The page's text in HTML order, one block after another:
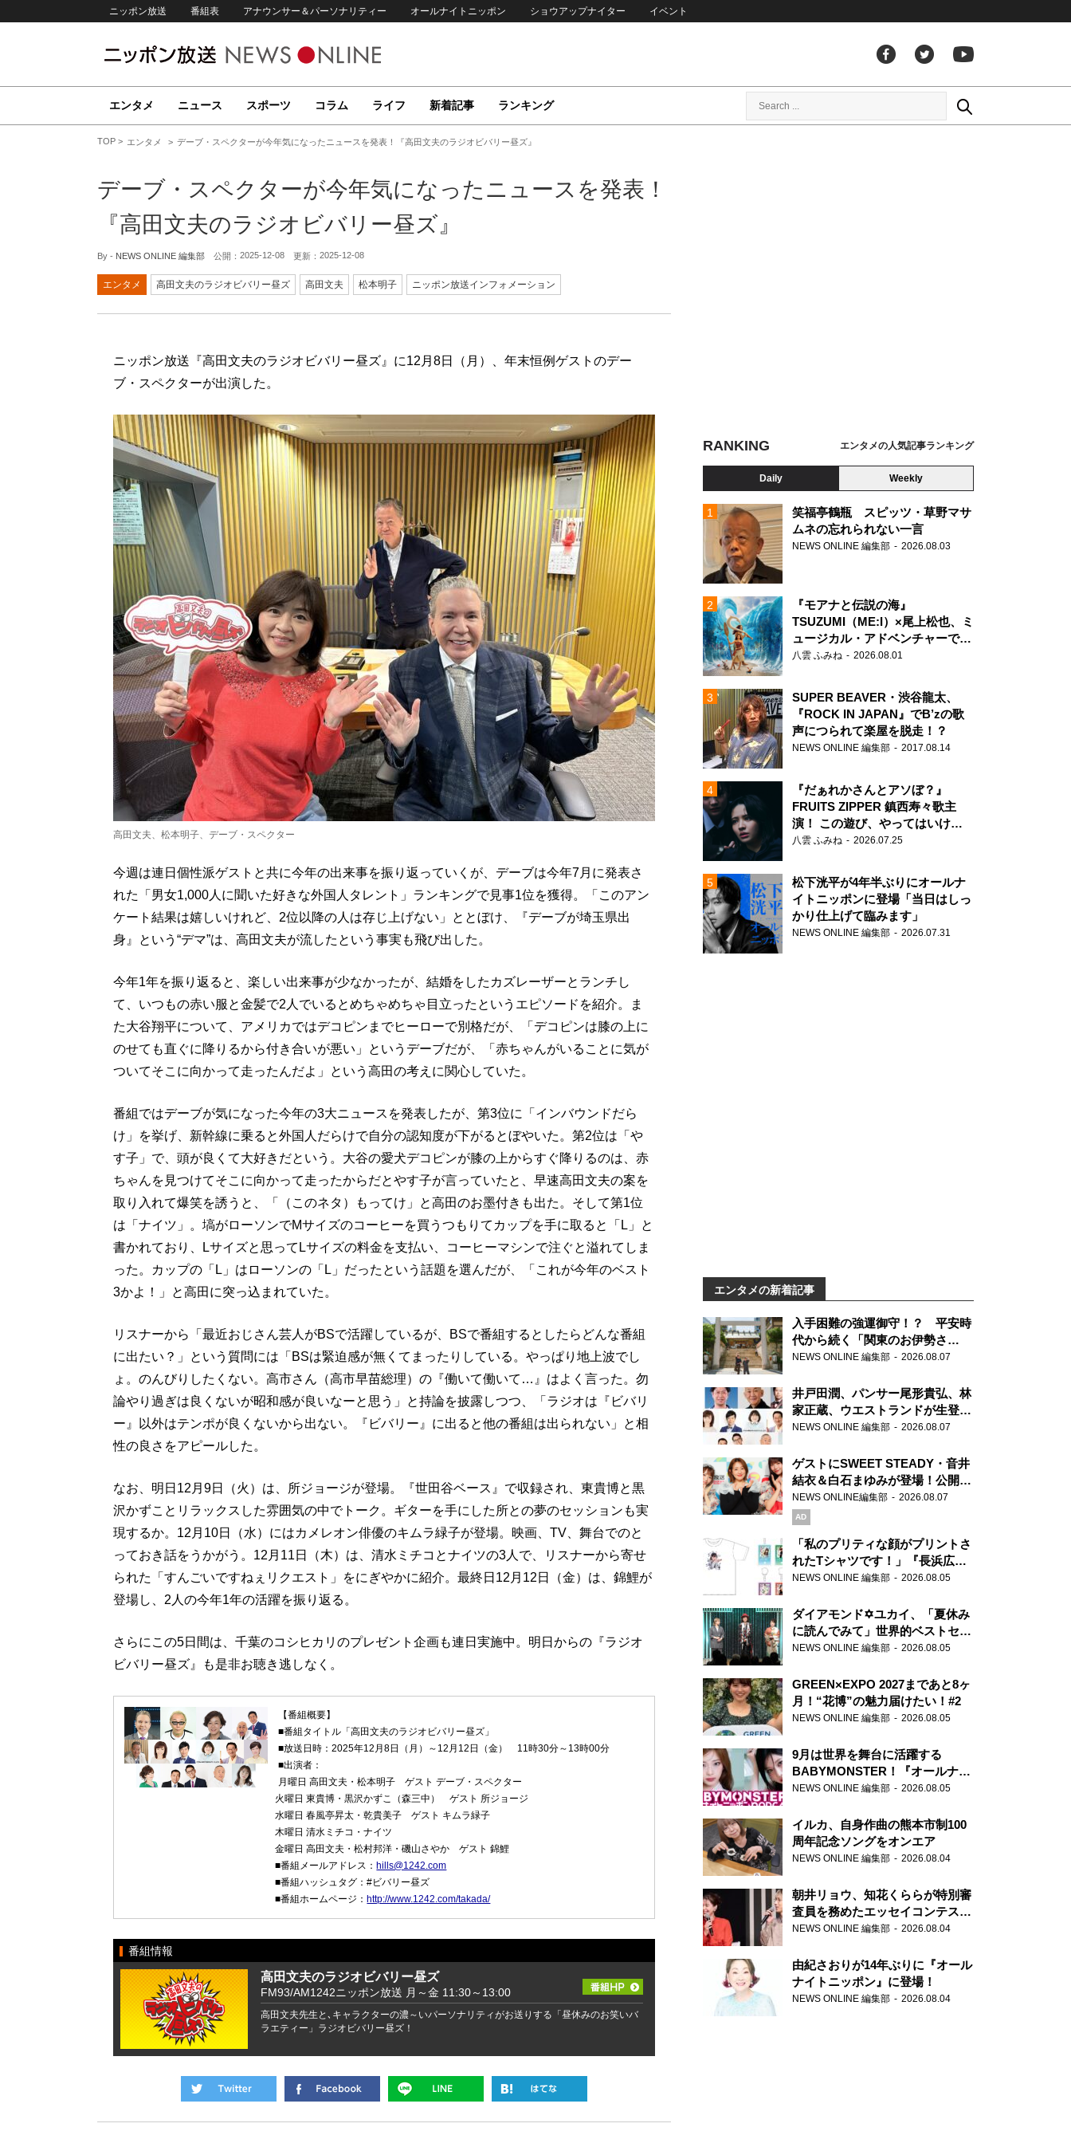
ニッポン放送 番組表 アナウンサー＆パーソナリティー オールナイトニッポン ショウアップナイター イベント
エンタメ ニュース スポーツ コラム ライフ 新着記事 ランキング
TOP エンタメ デーブ・スペクターが今年気になったニュースを発表！『高田文夫のラジオビバリー昼ズ』
デーブ・スペクターが今年気になったニュースを発表！
『高田文夫のラジオビバリー昼ズ』
By - NEWS ONLINE 編集部 公開： 2025-12-08 更新： 2025-12-08
エンタメ 高田文夫のラジオビバリー昼ズ 高田文夫 松本明子 ニッポン放送インフォメーション
ニッポン放送『高田文夫のラジオビバリー昼ズ』に12月8日（月）、年末恒例ゲストのデー
ブ・スペクターが出演した。
高田文夫、松本明子、デーブ・スペクター
今週は連日個性派ゲストと共に今年の出来事を振り返っていくが、デーブは今年7月に発表さ
れた「男女1,000人に聞いた好きな外国人タレント」ランキングで見事1位を獲得。「このアン
ケート結果は嬉しいけれど、2位以降の人は存じ上げない」ととぼけ、『デーブが埼玉県出
身』という“デマ”は、高田文夫が流したという事実も飛び出した。
今年1年を振り返ると、楽しい出来事が少なかったが、結婚をしたカズレーザーとランチし
て、いつもの赤い服と金髪で2人でいるとめちゃめちゃ目立ったというエピソードを紹介。ま
た大谷翔平について、アメリカではデコピンまでヒーローで別格だが、「デコピンは膝の上に
のせても直ぐに降りるから付き合いが悪い」というデーブだが、「赤ちゃんがいることに気が
ついてそこに向かって走ったんだよ」という高田の考えに関心していた。
番組ではデーブが気になった今年の3大ニュースを発表したが、第3位に「インバウンドだら
け」を挙げ、新幹線に乗ると外国人だらけで自分の認知度が下がるとぼやいた。第2位は「や
す子」で、頭が良くて大好きだという。大谷の愛犬デコピンが膝の上からすぐ降りるのは、赤
ちゃんを見つけてそこに向かって走ったからだとやす子が言っていたと、早速高田文夫の案を
取り入れて爆笑を誘うと、「（このネタ）もってけ」と高田のお墨付きも出た。そして第1位
は「ナイツ」。塙がローソンでMサイズのコーヒーを買うつもりてカップを手に取ると「L」と
書かれており、Lサイズと思ってLサイズの料金を支払い、コーヒーマシンで注ぐと溢れてしま
った。カップの「L」はローソンの「L」だったという話題を選んだが、「これが今年のベスト
3かよ！」と高田に突っ込まれていた。
リスナーから「最近おじさん芸人がBSで活躍しているが、BSで番組するとしたらどんな番組
に出たい？」という質問には「BSは緊迫感が無くてまったりしている。やっぱり地上波でし
ょ。のんびりしたくない。高市さん（高市早苗総理）の『働いて働いて…』はよく言った。勿
論やり過ぎは良くないが昭和感が良いなーと思う」と持論を披露しつつ、「ラジオは『ビバリ
ー』以外はテンポが良くないから出ない。『ビバリー』に出ると他の番組は出られない」と相
性の良さをアピールした。
なお、明日12月9日（火）は、所ジョージが登場。『世田谷ベース』で収録され、東貴博と黒
沢かずことリラックスした雰囲気の中でトーク。ギターを手にした所との夢のセッションも実
現するか。12月10日（水）にはカメレオン俳優のキムラ緑子が登場。映画、TV、舞台でのと
っておき話をうかがう。12月11日（木）は、清水ミチコとナイツの3人で、リスナーから寄せ
られた「すんごいですねぇリクエスト」をにぎやかに紹介。最終日12月12日（金）は、錦鯉が
登場し、2人の今年1年の活躍を振り返る。
さらにこの5日間は、千葉のコシヒカリのプレゼント企画も連日実施中。明日からの『ラジオ
ビバリー昼ズ』も是非お聴き逃しなく。
【番組概要】
■番組タイトル「高田文夫のラジオビバリー昼ズ」
■放送日時：2025年12月8日（月）～12月12日（金） 11時30分～13時00分
■出演者：
月曜日 高田文夫・松本明子 ゲスト デーブ・スペクター
火曜日 東貴博・黒沢かずこ（森三中） ゲスト 所ジョージ
水曜日 春風亭昇太・乾貴美子 ゲスト キムラ緑子
木曜日 清水ミチコ・ナイツ
金曜日 高田文夫・松村邦洋・磯山さやか ゲスト 錦鯉
■番組メールアドレス：hills@1242.com
■番組ハッシュタグ：#ビバリー昼ズ
■番組ホームページ：http://www.1242.com/takada/
番組情報
高田文夫のラジオビバリー昼ズ
FM93/AM1242ニッポン放送 月～金 11:30～13:00
高田文夫先生と､キャラクターの濃～いパーソナリティがお送りする「昼休みのお笑いバ
ラエティー」ラジオビバリー昼ズ！
RANKING エンタメの人気記事ランキング
Daily Weekly
笑福亭鶴瓶 スピッツ・草野マサ
ムネの忘れられない一言
NEWS ONLINE 編集部 2026.08.03
『モアナと伝説の海』
TSUZUMI（ME:I）×尾上松也、ミ
ュージカル・アドベンチャーで美
声を響かせる
八雲 ふみね 2026.08.01
SUPER BEAVER・渋谷龍太、
『ROCK IN JAPAN』でB’zの歌
声につられて楽屋を脱走！？
NEWS ONLINE 編集部 2017.08.14
『だぁれかさんとアソぼ？』
FRUITS ZIPPER 鎮西寿々歌主
演！ この遊び、やってはいけま
せん。
八雲 ふみね 2026.07.25
松下洸平が4年半ぶりにオールナ
イトニッポンに登場「当日はしっ
かり仕上げて臨みます」
NEWS ONLINE 編集部 2026.07.31
エンタメの新着記事
入手困難の強運御守！？ 平安時
代から続く「関東のお伊勢さ
ま」、芝大神宮にてランパンプス
NEWS ONLINE 編集部 2026.08.07
井戸田潤、パンサー尾形貴弘、林
家正蔵、ウエストランドが生登
場！『ラジオビバリー昼ズ』
NEWS ONLINE 編集部 2026.08.07
ゲストにSWEET STEADY・音井
結衣＆白石まゆみが登場！公開収
録で素顔全開！
NEWS ONLINE編集部 2026.08.07
AD
「私のプリティな顔がプリントさ
れたTシャツです！」『長浜広奈
天下無双』初の番組グッズ発売
NEWS ONLINE 編集部 2026.08.05
ダイアモンド✡ユカイ、「夏休み
に読んでみて」世界的ベストセラ
ー『アナスタシア』を紹介
NEWS ONLINE 編集部 2026.08.05
GREEN×EXPO 2027まであと8ヶ
月！“花博”の魅力届けたい！#2
NEWS ONLINE 編集部 2026.08.05
9月は世界を舞台に活躍する
BABYMONSTER！『オールナイ
トニッポンPODCAST』月替わり
NEWS ONLINE 編集部 2026.08.05
イルカ、自身作曲の熊本市制100
周年記念ソングをオンエア
NEWS ONLINE 編集部 2026.08.04
朝井リョウ、知花くららが特別審
査員を務めたエッセイコンテスト
の特別番組「#いまあなたに伝え
NEWS ONLINE 編集部 2026.08.04
由紀さおりが14年ぶりに『オール
ナイトニッポン』に登場！
NEWS ONLINE 編集部 2026.08.04